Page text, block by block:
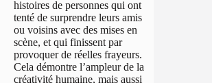
histoires de personnes qui ont
tenté de surprendre leurs amis
ou voisins avec des mises en
scène, et qui finissent par
provoquer de réelles frayeurs.
Cela démontre l’ampleur de la
créativité humaine, mais aussi